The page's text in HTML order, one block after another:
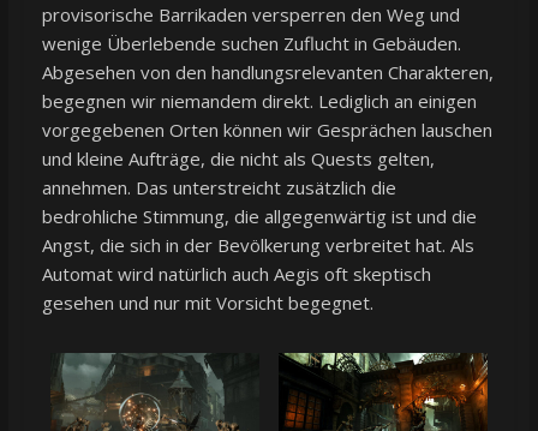
provisorische Barrikaden versperren den Weg und
wenige Überlebende suchen Zuflucht in Gebäuden.
Abgesehen von den handlungsrelevanten Charakteren,
begegnen wir niemandem direkt. Lediglich an einigen
vorgegebenen Orten können wir Gesprächen lauschen
und kleine Aufträge, die nicht als Quests gelten,
annehmen. Das unterstreicht zusätzlich die
bedrohliche Stimmung, die allgegenwärtig ist und die
Angst, die sich in der Bevölkerung verbreitet hat. Als
Automat wird natürlich auch Aegis oft skeptisch
gesehen und nur mit Vorsicht begegnet.